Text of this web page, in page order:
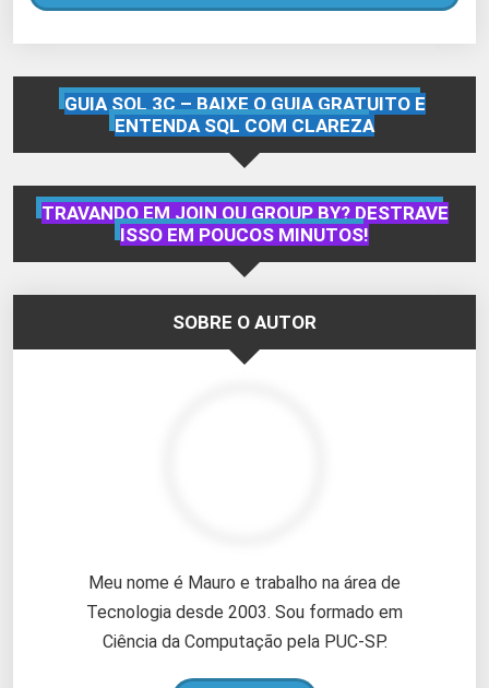
GUIA SQL 3C – BAIXE O GUIA GRATUITO E
ENTENDA SQL COM CLAREZA
TRAVANDO EM JOIN OU GROUP BY? DESTRAVE
ISSO EM POUCOS MINUTOS!
SOBRE O AUTOR
Meu nome é Mauro e trabalho na área de
Tecnologia desde 2003. Sou formado em
Ciência da Computação pela PUC-SP.